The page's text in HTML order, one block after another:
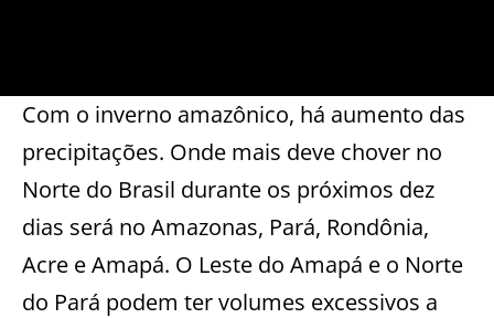
Com o inverno amazônico, há aumento das
precipitações. Onde mais deve chover no
Norte do Brasil durante os próximos dez
dias será no Amazonas, Pará, Rondônia,
Acre e Amapá. O Leste do Amapá e o Norte
do Pará podem ter volumes excessivos a